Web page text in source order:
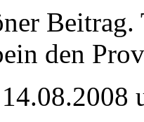
den